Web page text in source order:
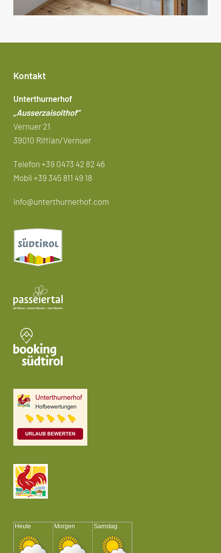
Kontakt
Unterthurnerhof
„Ausserzaisolthof“
Vernuer 21
39010 Riffian/Vernuer
Telefon +39 0473 42 82 46
Mobil +39 345 811 49 18
info@unterthurnerhof.com
Heute Morgen Samstag